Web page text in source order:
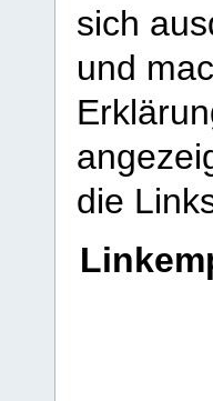
sich
und
die